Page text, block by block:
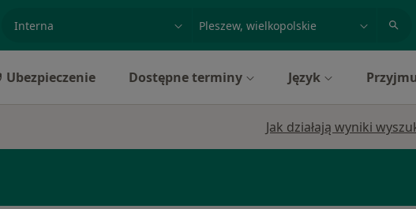
Ubezpieczenie Dostępne terminy Język
Jak działają wyniki